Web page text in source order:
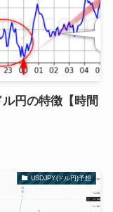
円の特徴【時間
USDJPY(ドル円)予想